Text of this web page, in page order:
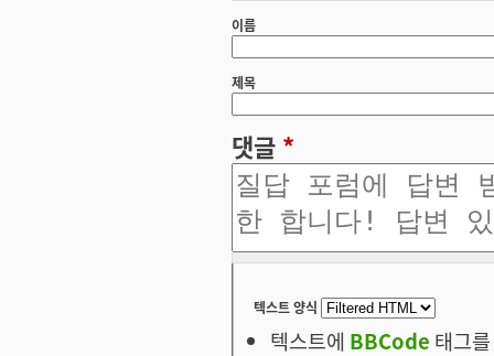
이름
제목
댓글 *
텍스트 양식
텍스트에 BBCode 태그